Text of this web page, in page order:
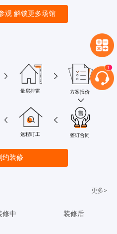
观 解锁更多场馆
量房排雷 方案报价
远程盯工 签订合同
约装修
更多>
修中 装修后